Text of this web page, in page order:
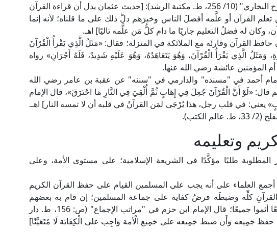
قال الإمام أبو الحسن بن بطال في "شرح البخاري" (10/ 256، ط. مكتبة الرشد): [حديث عثمان يدل أن قراءة القرآن
تعلم القرآن أو علَّمه أفضلَ الناس وخيرَهم دلَّ ذلك على ما قلناه؛ لأنه إنما
وكان له فضلُ التعليم جاريًا ما دام كلُّ مَن علَّمه تاليًا] اهـ.
القرآن وقارئَه مع الملائكة في المنزلة؛ فقال: «مَثَلُ الَّذِي يَقْرأُ الْقُرْآنَ
وَمَثَلُ الَّذِي يَقْرَأُ الْقُرْآنَ، وَهُوَ يَتَعَاهَدُهُ، وَهُوَ عَلَيْهِ شَدِيدٌ، فَلَهُ أَجْرَانِ» رواه
المؤمنين عائشة رضي الله عنها.
أحمد في "مسنده" والدارمي في "سننه" عن عقبة بن عامر رضي الله
قال: «لَوْ أَنَّ الْقُرْآنَ جُعِلَ فِي إِهَابٍ ثُمَّ أُلْقِيَ فِي النَّارِ مَا احْتَرَقَ»، قال الإمام
يعني: في قلب رجل، هذا يُرْجَى لمَن القرآنُ في قلبه أن لا تمسه النار] اهـ.
وتعليمه
المطلوبة طلبًا مؤكَّدًا في الشريعة الإسلامية؛ على مستوى الأمة، وعلى
العلماء على أنه يجب على المسلمين القيام على حفظ القرآن الكريم
القرآنِ كلِّه وضبطَه فرضُ كفاية على جماعة المسلمين؛ إن قام به بعضهم
سقط الإثم عن باقيهم، وإن تركوه جميعًا أثموا جميعًا؛ قال الإمام ابن حزم في "مراتب الإجماع" (ص: 156، ط. دار
حفظ جَمِيعه وَأَن ضبط جَمِيعه على جَمِيع الْأمة وَاجِب على الْكِفَايَة لَا مُتَعَيَّنًا]